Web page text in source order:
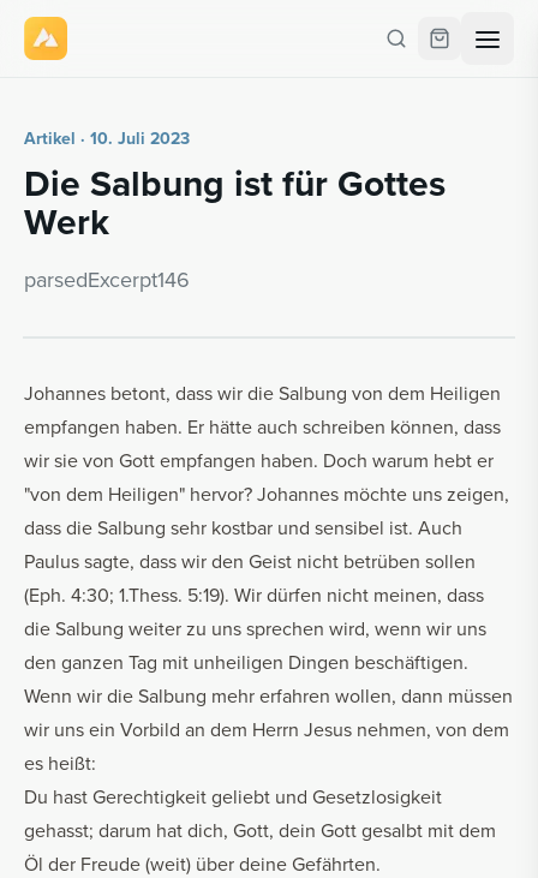
Artikel · 10. Juli 2023
Die Sal­bung ist für Got­tes
Werk
par­se­dE­x­cerpt146
Johannes betont, dass wir die Salbung von dem Heiligen
empfangen haben. Er hätte auch schreiben können, dass
wir sie von Gott empfangen haben. Doch warum hebt er
"von dem Heiligen" hervor? Johannes möchte uns zeigen,
dass die Salbung sehr kostbar und sensibel ist. Auch
Paulus sagte, dass wir den Geist nicht betrüben sollen
(Eph. 4:30; 1.Thess. 5:19). Wir dürfen nicht meinen, dass
die Salbung weiter zu uns sprechen wird, wenn wir uns
den ganzen Tag mit unheiligen Dingen beschäftigen.
Wenn wir die Salbung mehr erfahren wollen, dann müssen
wir uns ein Vorbild an dem Herrn Jesus nehmen, von dem
es heißt:
Du hast Gerechtigkeit geliebt und Gesetzlosigkeit
gehasst; darum hat dich, Gott, dein Gott gesalbt mit dem
Öl der Freude (weit) über deine Gefährten.